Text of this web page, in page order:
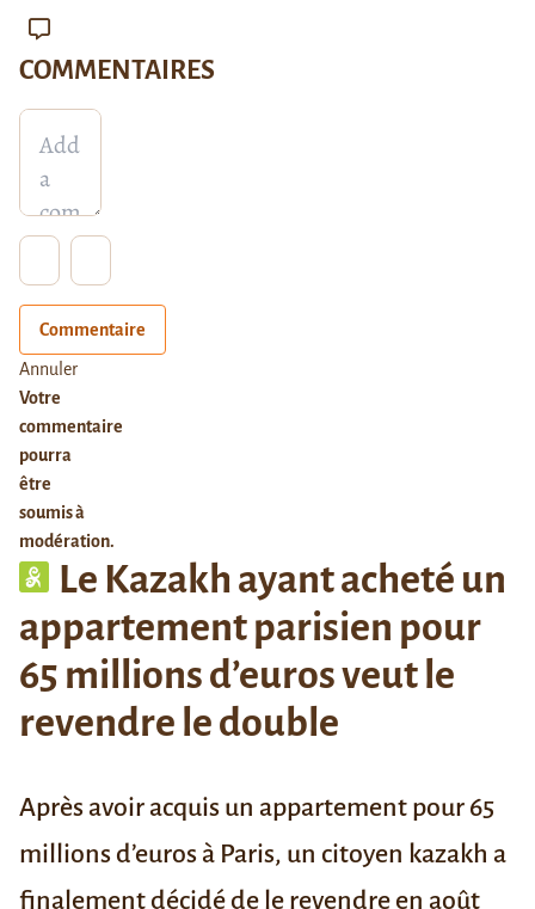
Le Kazakh ayant acheté un
appartement parisien pour
65 millions d’euros veut le
revendre le double
Après avoir acquis un appartement pour 65
millions d’euros à Paris, un citoyen kazakh a
finalement décidé de le revendre en août
COMMENTAIRES
Commentaire
Annuler
Votre
commentaire
pourra
être
soumis à
modération.